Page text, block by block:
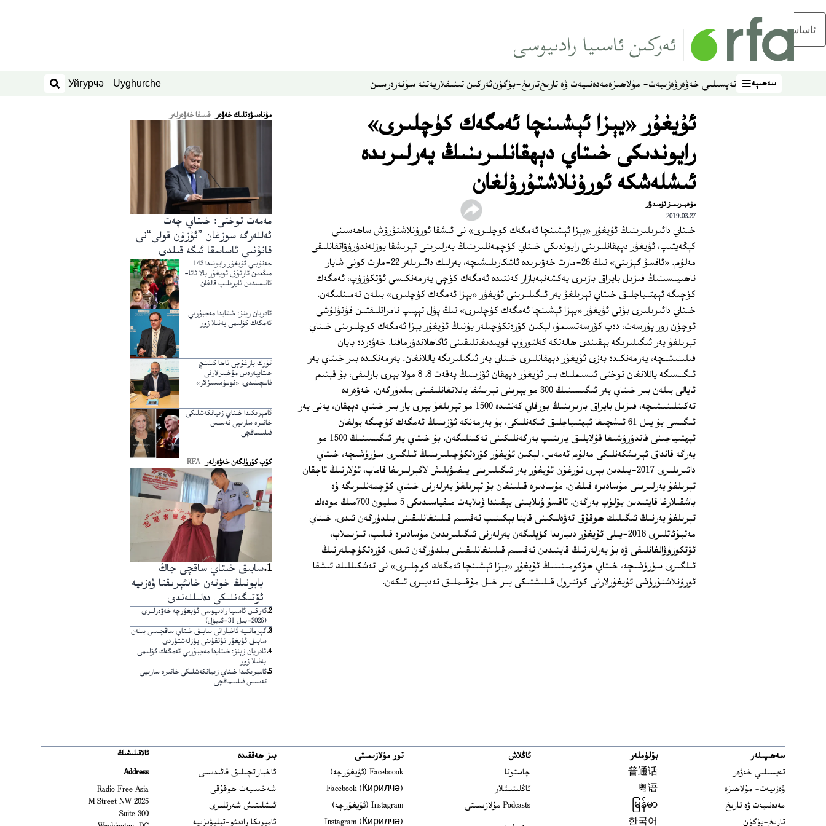
ئاساسلىق مەزمۇنغا ئاتلاڭ
سەھىپە
سەھىپە تەپسىلىي خەۋەرۋەزىيەت- مۇلاھىزەمەدەنىيەت ۋە تارىختارىخ-بۈگۈنئەركىن تىنىقلاريەتتە سۇنەزەرسىن Uyghurche
Уйғурчә
ئىزدەش
ئۇيغۇر «يېزا ئېشىنچا ئەمگەك كۈچلىرى»
رايوندىكى خىتاي دېھقانلىرىنىڭ يەرلىرىدە
ئىشلەشكە ئورۇنلاشتۇرۇلغان
مۇخبىرىمىز ئۈمىدۋار
2019.03.27
خىتاي دائىرىلىرىنىڭ ئۇيغۇر «يېزا ئېشىنچا ئەمگەك كۈچلىرى» نى ئىشقا ئورۇنلاشتۇرۇش ساھەسىنى
كېڭەيتىپ، ئۇيغۇر دېھقانلىرىنى رايوندىكى خىتاي كۆچمەنلىرىنىڭ يەرلىرىنى تېرىشقا يۈزلەندۈرۈۋاتقانلىقى
مەلۇم. «ئاقسۇ گېزىتى» نىڭ 26‏-مارت خەۋىرىدە ئاشكارىلىشىچە، يەرلىك دائىرىلەر 22‏-مارت كۈنى شايار
ناھىيىسىنىڭ قىزىل بايراق بازىرى يەكشەنبەبازار كەنتىدە ئەمگەك كۈچى يەرمەنكىسى ئۆتكۈزۈپ، ئەمگەك
كۈچىگە ئېھتىياجلىق خىتاي تېرىلغۇ يەر ئىگىلىرىنى ئۇيغۇر «يېزا ئەمگەك كۈچلىرى» بىلەن تەمىنلىگەن.
خىتاي دائىرىلىرى بۇنى ئۇيغۇر «يېزا ئېشىنچا ئەمگەك كۈچلىرى» نىڭ پۇل تېپىپ نامراتلىقتىن قۇتۇلۇشى
ئۈچۈن زور پۇرسەت، دەپ كۆرسەتسىمۇ، لېكىن كۆزەتكۈچىلەر بۇنىڭ ئۇيغۇر يېزا ئەمگەك كۈچلىرىنى خىتاي
تېرىلغۇ يەر ئىگىلىرىگە بېقىندى ھالەتكە كەلتۈرۈپ قويىدىغانلىقىنى ئاگاھلاندۇرماقتا. خەۋەردە بايان
قىلىنىشىچە، يەرمەنكىدە بەزى ئۇيغۇر دېھقانلىرى خىتاي يەر ئىگىلىرىگە ياللانغان. يەرمەنكىدە بىر خىتاي يەر
ئىگىسىگە ياللانغان توختى ئىسىملىك بىر ئۇيغۇر دېھقان ئۆزىنىڭ پەقەت 8. 8 مولا يېرى بارلىقى، بۇ قېتىم
ئايالى بىلەن بىر خىتاي يەر ئىگىسىنىڭ 300 مو يېرىنى تېرىشقا ياللانغانلىقىنى بىلدۈرگەن. خەۋەردە
تەكىتلىنىشىچە، قىزىل بايراق بازىرىنىڭ بورقاي كەنتىدە 1500 مو تېرىلغۇ يېرى بار بىر خىتاي دېھقان، يەنى يەر
ئىگىسى بۇ يىل 61 ئىشچىغا ئېھتىياجلىق ئىكەنلىكى، بۇ يەرمەنكە ئۆزىنىڭ ئەمگەك كۈچىگە بولغان
ئېھتىياجىنى قاندۇرۇشىغا قۇلايلىق يارىتىپ بەرگەنلىكىنى تەكىتلىگەن. بۇ خىتاي يەر ئىگىسىنىڭ 1500 مو
يەرگە قانداق ئېرىشكەنلىكى مەلۇم ئەمەس. لېكىن ئۇيغۇر كۆزەتكۈچىلىرىنىڭ ئىلگىرى سۈرۈشىچە، خىتاي
دائىرىلىرى 2017‏-يىلدىن بېرى نۇرغۇن ئۇيغۇر يەر ئىگىلىرىنى يىغىۋېلىش لاگېرلىرىغا قاماپ، ئۇلارنىڭ ئاچقان
تېرىلغۇ يەرلىرىنى مۇسادىرە قىلغان. مۇسادىرە قىلىنغان بۇ تېرىلغۇ يەرلەرنى خىتاي كۆچمەنلىرىگە ۋە
باشقىلارغا قايتىدىن بۆلۈپ بەرگەن. ئاقسۇ ۋىلايىتى يېقىندا ۋىلايەت مىقياسىدىكى 5 مىليون 700مىڭ مودەك
تېرىلغۇ يەرنىڭ ئىگىلىك ھوقۇق تەۋەلىكىنى قايتا بېكىتىپ تەقسىم قىلىنغانلىقىنى بىلدۈرگەن ئىدى. خىتاي
مەتبۇئاتلىرى 2018-يىلى ئۇيغۇر دىيارىدا كۆپلىگەن يەرلەرنى ئىگىلىرىدىن مۇسادىرە قىلىپ، تىزىملاپ،
ئۆتكۈزۈۋالغانلىقى ۋە بۇ يەرلەرنىڭ قايتىدىن تەقسىم قىلىنغانلىقىنى بىلدۈرگەن ئىدى. كۆزەتكۈچىلەرنىڭ
ئىلگىرى سۈرۈشىچە، خىتاي ھۆكۈمىتىنىڭ ئۇيغۇر «يېزا ئېشىنچا ئەمگەك كۈچلىرى» نى تەشكىللىك ئىشقا
ئورۇنلاشتۇرۇشى ئۇيغۇرلارنى كونترول قىلىشتىكى بىر خىل مۇقىملىق تەدبىرى ئىكەن.
ﻣﯘﻧﺎﺳﯩﯟﻩﺗﻠﯩﻚ ﺧﻪﯞﻩﺭ قىسقا خەۋەرلەر
مەمەت توختى: خىتاي چەت
ئەللەرگە سوزغان ”ئۇزۇن قولى“نى
قانۇنىي ئاساسقا ئىگە قىلدى
جەنۇبىي ئۇيغۇر رايونىدا 143
مىڭدىن ئارتۇق ئويغۇر بالا ئاتا-
ئانىسىدىن ئايرىلىپ قالغان
ئادريان زېنز: خىتايدا مەجبۇرىي
ئەمگەك كۆلىمى يەنىلا زور
تۈرك يازغۇچى تاھا كىلىنچ
خىتايپەرەس مۇخبىرلارنى
قامچىلىدى: «نومۇسسىزلار»
ئامېرىكىدا خىتاي زىيانكەشلىكى
خاتىرە سارىيى تەسىس
قىلىنماقچى
كۆپ كۆرۈلگەن خەۋەرلەر RFA
1
.سابىق خىتاي ساقچى جاڭ
يابونىڭ خوتەن خانئېرىقتا ۋەزىپە
ئۆتىگەنلىكى دەلىللەندى
2
.ئەركىن ئاسىيا رادىيوسى ئۇيغۇرچە خەۋەرلىرى
(2026-يىل 31-ئىيۇل)
3
.گېرمانىيە ئاخباراتى سابىق خىتاي ساقچىسى بىلەن
سابىق ئۇيغۇر تۇتقۇننى يۈزلەشتۈردى
4
.ئادريان زېنز: خىتايدا مەجبۇرىي ئەمگەك كۆلىمى
يەنىلا زور
5
.ئامېرىكىدا خىتاي زىيانكەشلىكى خاتىرە سارىيى
تەسىس قىلىنماقچى
سەھىپىلەر
تەپسىلىي خەۋەر
ۋەزىيەت- مۇلاھىزە
مەدەنىيەت ۋە تارىخ
تارىخ-بۈگۈن
بۆلۈملەر
普通话
粤语
မြန်မာ
한국어
ئاڭلاش
چاستوتا
ئاڭلىتىشلار
Podcasts مۇلازىمىتى
تور مۇلازىمىتى
Faceboook (ئۇيغۇرچە)
Opens in new window
Facebook (Кирилчә)
Opens in new window
Instagram (ئۇيغۇرچە)
Opens in new window
Instagram (Кирилчә)
Opens in new window
بىز ھەققىدە
ئاخباراتچىلىق قائىدىسى
شەخسىيەت ھوقۇقى
ئىشلىتىش شەرتلىرى
ئامېرىكا رادىئو-تېلېۋىزىيە
ئالاقىلىشىڭ
Address
Radio Free Asia
2025 M Street NW
Suite 300